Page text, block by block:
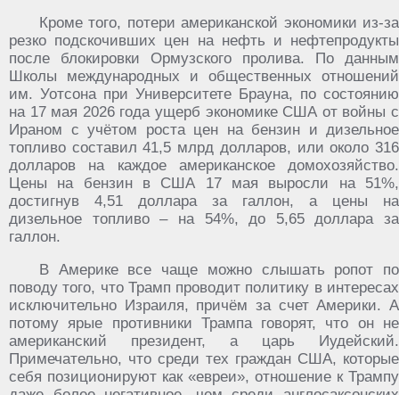
Кроме того, потери американской экономики из-за
резко подскочивших цен на нефть и нефтепродукты
после блокировки Ормузского пролива. По данным
Школы международных и общественных отношений
им. Уотсона при Университете Брауна, по состоянию
на 17 мая 2026 года ущерб экономике США от войны с
Ираном с учётом роста цен на бензин и дизельное
топливо составил 41,5 млрд долларов, или около 316
долларов на каждое американское домохозяйство.
Цены на бензин в США 17 мая выросли на 51%,
достигнув 4,51 доллара за галлон, а цены на
дизельное топливо – на 54%, до 5,65 доллара за
галлон.
В Америке все чаще можно слышать ропот по
поводу того, что Трамп проводит политику в интересах
исключительно Израиля, причём за счет Америки. А
потому ярые противники Трампа говорят, что он не
американский президент, а царь Иудейский.
Примечательно, что среди тех граждан США, которые
себя позиционируют как «евреи», отношение к Трампу